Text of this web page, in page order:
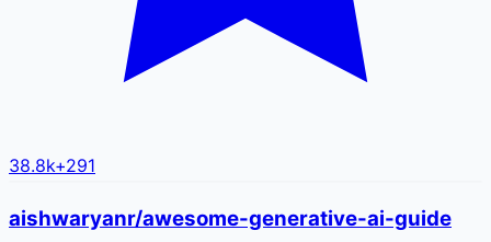
38.8k+291
aishwaryanr/awesome-generative-ai-guide